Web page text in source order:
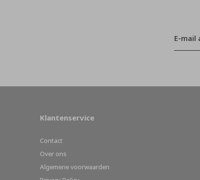
Klantenservice
Contact
Over ons
Algemene voorwaarden